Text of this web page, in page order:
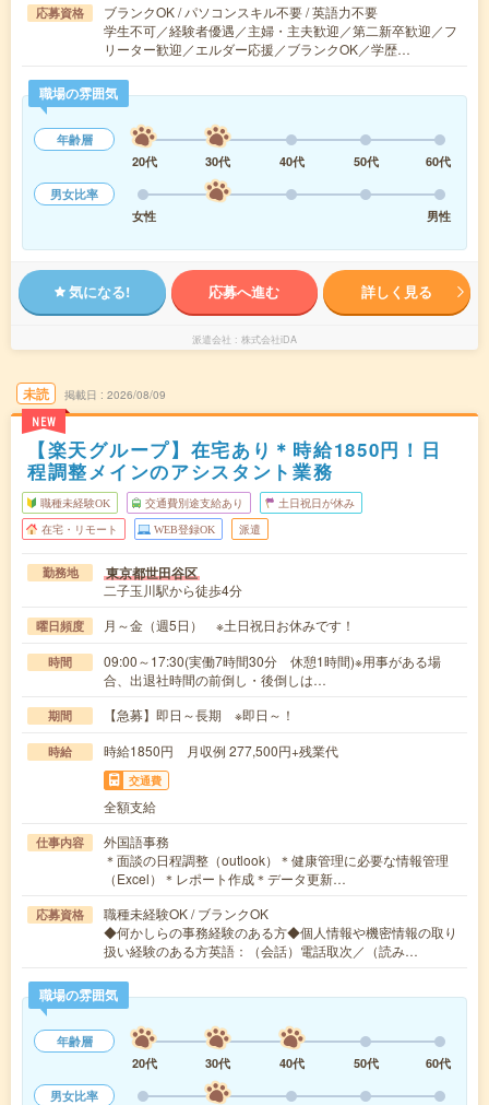
応募資格
ブランクOK / パソコンスキル不要 / 英語力不要
学生不可／経験者優遇／主婦・主夫歓迎／第二新卒歓迎／フ
リーター歓迎／エルダー応援／ブランクOK／学歴…
職場の雰囲気
年齢層
20代
30代 40代 50代
60代
男女比率
女性
男性
気になる! 応募へ進む 詳しく見る
派遣会社 株式会社iDA
未読
NEW
掲載日 2026/08/09
【楽天グループ】在宅あり＊時給1850円！日
程調整メインのアシスタント業務
職種未経験OK 交通費別途支給あり 土日祝日が休み
在宅・リモート WEB登録OK 派遣
勤務地 東京都世田谷区
二子玉川駅から徒歩4分
曜日頻度 月～金（週5日） ※土日祝日お休みです！
時間
09:00～17:30(実働7時間30分 休憩1時間)※用事がある場
合、出退社時間の前倒し・後倒しは…
期間 【急募】即日～長期 ※即日～！
時給 時給1850円 月収例 277,500円+残業代
交通費
全額支給
仕事内容
外国語事務
＊面談の日程調整（outlook）＊健康管理に必要な情報管理
（Excel）＊レポート作成＊データ更新…
応募資格
職種未経験OK / ブランクOK
◆何かしらの事務経験のある方◆個人情報や機密情報の取り
扱い経験のある方英語：（会話）電話取次／（読み…
職場の雰囲気
年齢層
20代
30代 40代 50代
60代
男女比率